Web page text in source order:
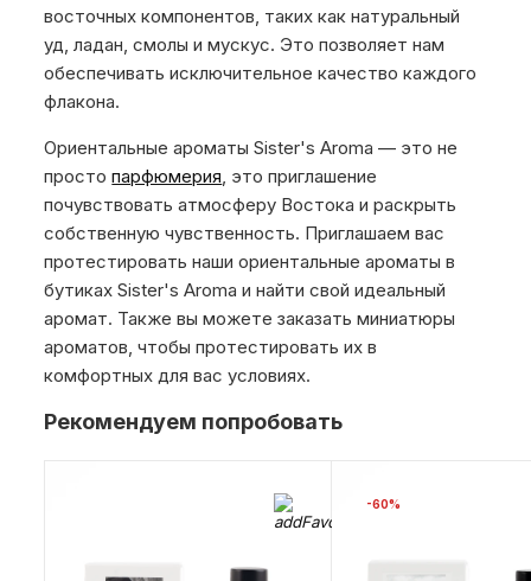
восточных компонентов, таких как натуральный
уд, ладан, смолы и мускус. Это позволяет нам
обеспечивать исключительное качество каждого
флакона.
Ориентальные ароматы Sister's Aroma — это не
простопарфюмерия , это приглашение
почувствовать атмосферу Востока и раскрыть
собственную чувственность. Приглашаем вас
протестировать наши ориентальные ароматы в
бутиках Sister's Aroma и найти свой идеальный
аромат. Также вы можете заказать миниатюры
ароматов, чтобы протестировать их в
комфортных для вас условиях.
Рекомендуем попробовать
-60%